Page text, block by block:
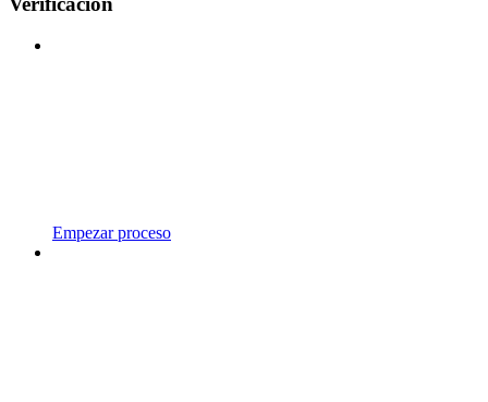
Empezar proceso